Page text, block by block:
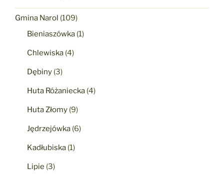
Gmina Narol (109)
Bieniaszówka (1)
Chlewiska (4)
Dębiny (3)
Huta Różaniecka (4)
Huta Złomy (9)
Jędrzejówka (6)
Kadłubiska (1)
Lipie (3)